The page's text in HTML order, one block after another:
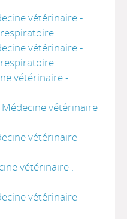
vétérinaire -
vétérinaire -
vétérinaire -
vétérinaire
vétérinaire -
vétérinaire :
vétérinaire -